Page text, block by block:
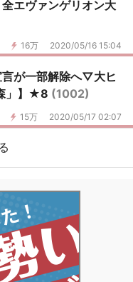
エヴァンゲリオン大
16万 2020/05/16 15:04
言が一部解除へ▽大ヒ
」】★8 (1002)
15万 2020/05/17 02:07